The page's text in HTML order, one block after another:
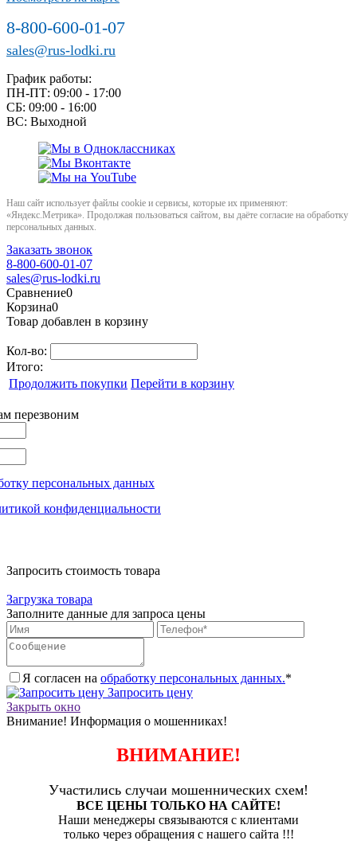
8-800-600-01-07
sales@rus-lodki.ru
График работы:
ПН-ПТ: 09:00 - 17:00
СБ: 09:00 - 16:00
ВС: Выходной
Наш сайт использует файлы cookie и сервисы, которые их применяют:
«Яндекс.Метрика». Продолжая пользоваться сайтом, вы даёте согласие на обработку
персональных данных.
Заказать звонок
8-800-600-01-07
sales@rus-lodki.ru
Сравнение0
Корзина0
Товар добавлен в корзину
Кол-во:
Итого:
Продолжить покупки Перейти в корзину
перезвоним
персональных данных
конфиденциальности
Запросить стоимость товара
Загрузка товара
Заполните данные для запроса цены
Я согласен на обработку персональных данных.*
Запросить цену
Закрыть окно
Внимание! Информация о мошенниках!
ВНИМАНИЕ!
Участились случаи мошеннических схем!
ВСЕ ЦЕНЫ ТОЛЬКО НА САЙТЕ!
Наши менеджеры связываются с клиентами
только через обращения с нашего сайта !!!